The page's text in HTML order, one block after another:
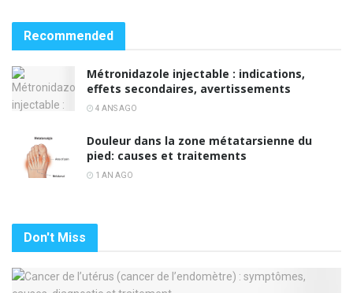
Recommended
Métronidazole injectable : indications,
effets secondaires, avertissements
4 ANS AGO
Douleur dans la zone métatarsienne du
pied: causes et traitements
1 AN AGO
Don't Miss